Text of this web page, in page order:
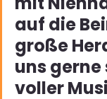
auf die
große
uns gerne
voller